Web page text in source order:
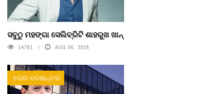
ସବୁଠୁ ମହଙ୍ଗା ସେଲିବ୍ରିଟି ଶାହରୁଖ ଖାନ୍
14761 AUG 06, 2026
ଦେଶ-ଦେଶାନ୍ତର